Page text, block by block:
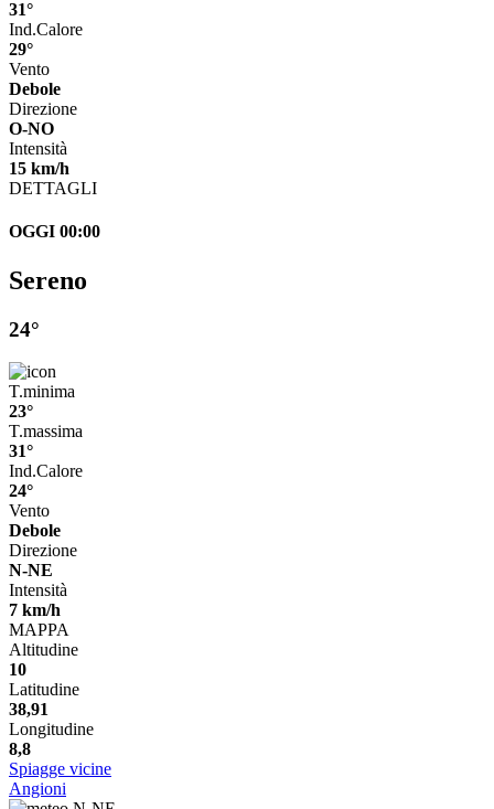
31°
Ind.Calore
29°
Vento
Debole
Direzione
O-NO
Intensità
15 km/h
DETTAGLI
OGGI 00:00
Sereno
24°
T.minima
23°
T.massima
31°
Ind.Calore
24°
Vento
Debole
Direzione
N-NE
Intensità
7 km/h
MAPPA
Altitudine
10
Latitudine
38,91
Longitudine
8,8
Spiagge vicine
Angioni